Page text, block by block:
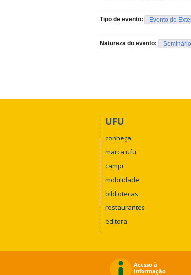
Tipo de evento: Evento de
Natureza do evento: Seminário
UFU
conheça
marca ufu
campi
mobilidade
bibliotecas
restaurantes
editora